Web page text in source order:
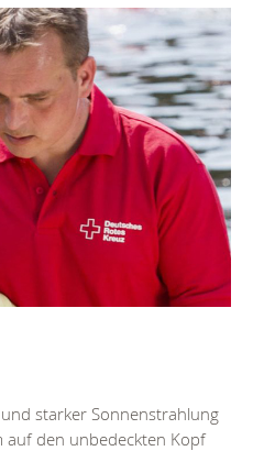
starker Sonnenstrahlung
auf den unbedeckten Kopf